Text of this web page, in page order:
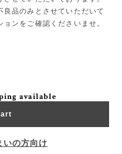
良品のみとさせていただいて
ンをご確認くださいませ。
available
いの方向け